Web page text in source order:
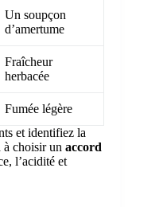
Un soupçon
d’amertume
Fraîcheur
herbacée
Fumée légère
et identifiez la
à choisir un accord
l’acidité et